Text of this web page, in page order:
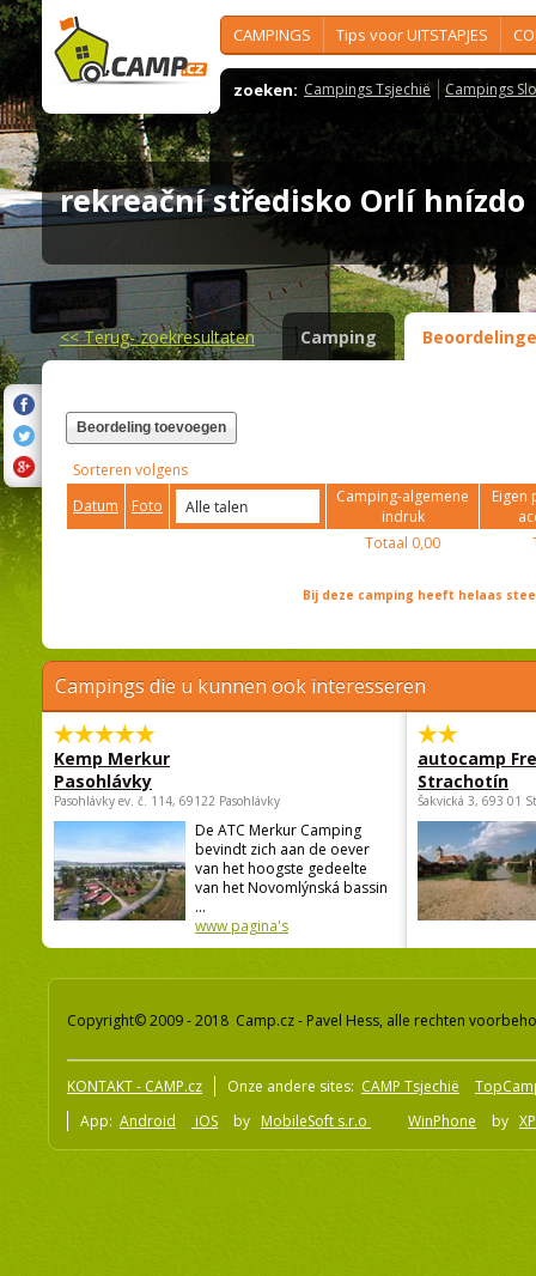
CAMPINGS Tips voor UITSTAPJES
zoeken: Campings Tsjechië Campings
rekreační středisko Orlí
<<Terug- zoekresultaten Camping
Beordeling toevoegen
Sorteren volgens
Datum
Foto
Camping-algemene
indruk
Eigen
Totaal 0,00
Bij deze camping heeft helaas
Campings die u kunnen ook interesseren
Kemp Merkur
Pasohlávky
Pasohlávky ev. č. 114, 69122 Pasohlávky
De ATC Merkur Camping
bevindt zich aan de oever
van het hoogste gedeelte
van het Novomlýnská bassin
...
www pagina's
autocamp
Strachotín
Šakvická 3, 693 01
Copyright© 2009 - 2018 Camp.cz - Pavel Hess, alle rechten
KONTAKT - CAMP.cz Onze andere sites: CAMP Tsjechië
App: Android iOS by MobileSoft s.r.o WinPhone by